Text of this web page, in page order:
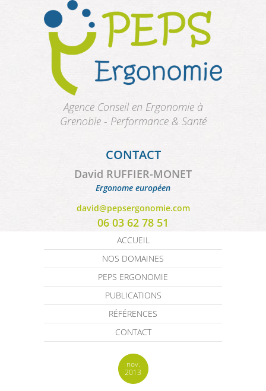
Aller au contenu principal
Agence Conseil en Ergonomie à
Grenoble - Performance & Santé
CONTACT
David RUFFIER-MONET
Ergonome européen
david@pepsergonomie.com
06 03 62 78 51
ACCUEIL
NOS DOMAINES
PEPS ERGONOMIE
PUBLICATIONS
RÉFÉRENCES
CONTACT
nov.
2013